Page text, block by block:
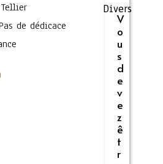
de dédicace
Divers
V
o
u
s
d
e
v
e
z
ê
t
r